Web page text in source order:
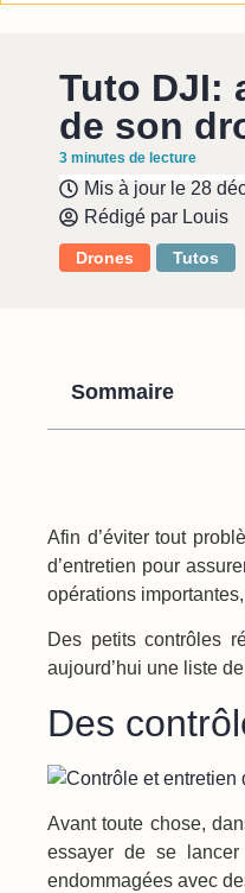
Tuto DJI:
de son
3 minutes de lecture
Mis à jour le 28
Rédigé par Louis
Drones Tutos
Sommaire
Afin d’éviter tout
d’entretien pour
opérations
Des petits contrôles
aujourd’hui une liste
Des
Avant toute chose,
essayer de se
endommagées avec